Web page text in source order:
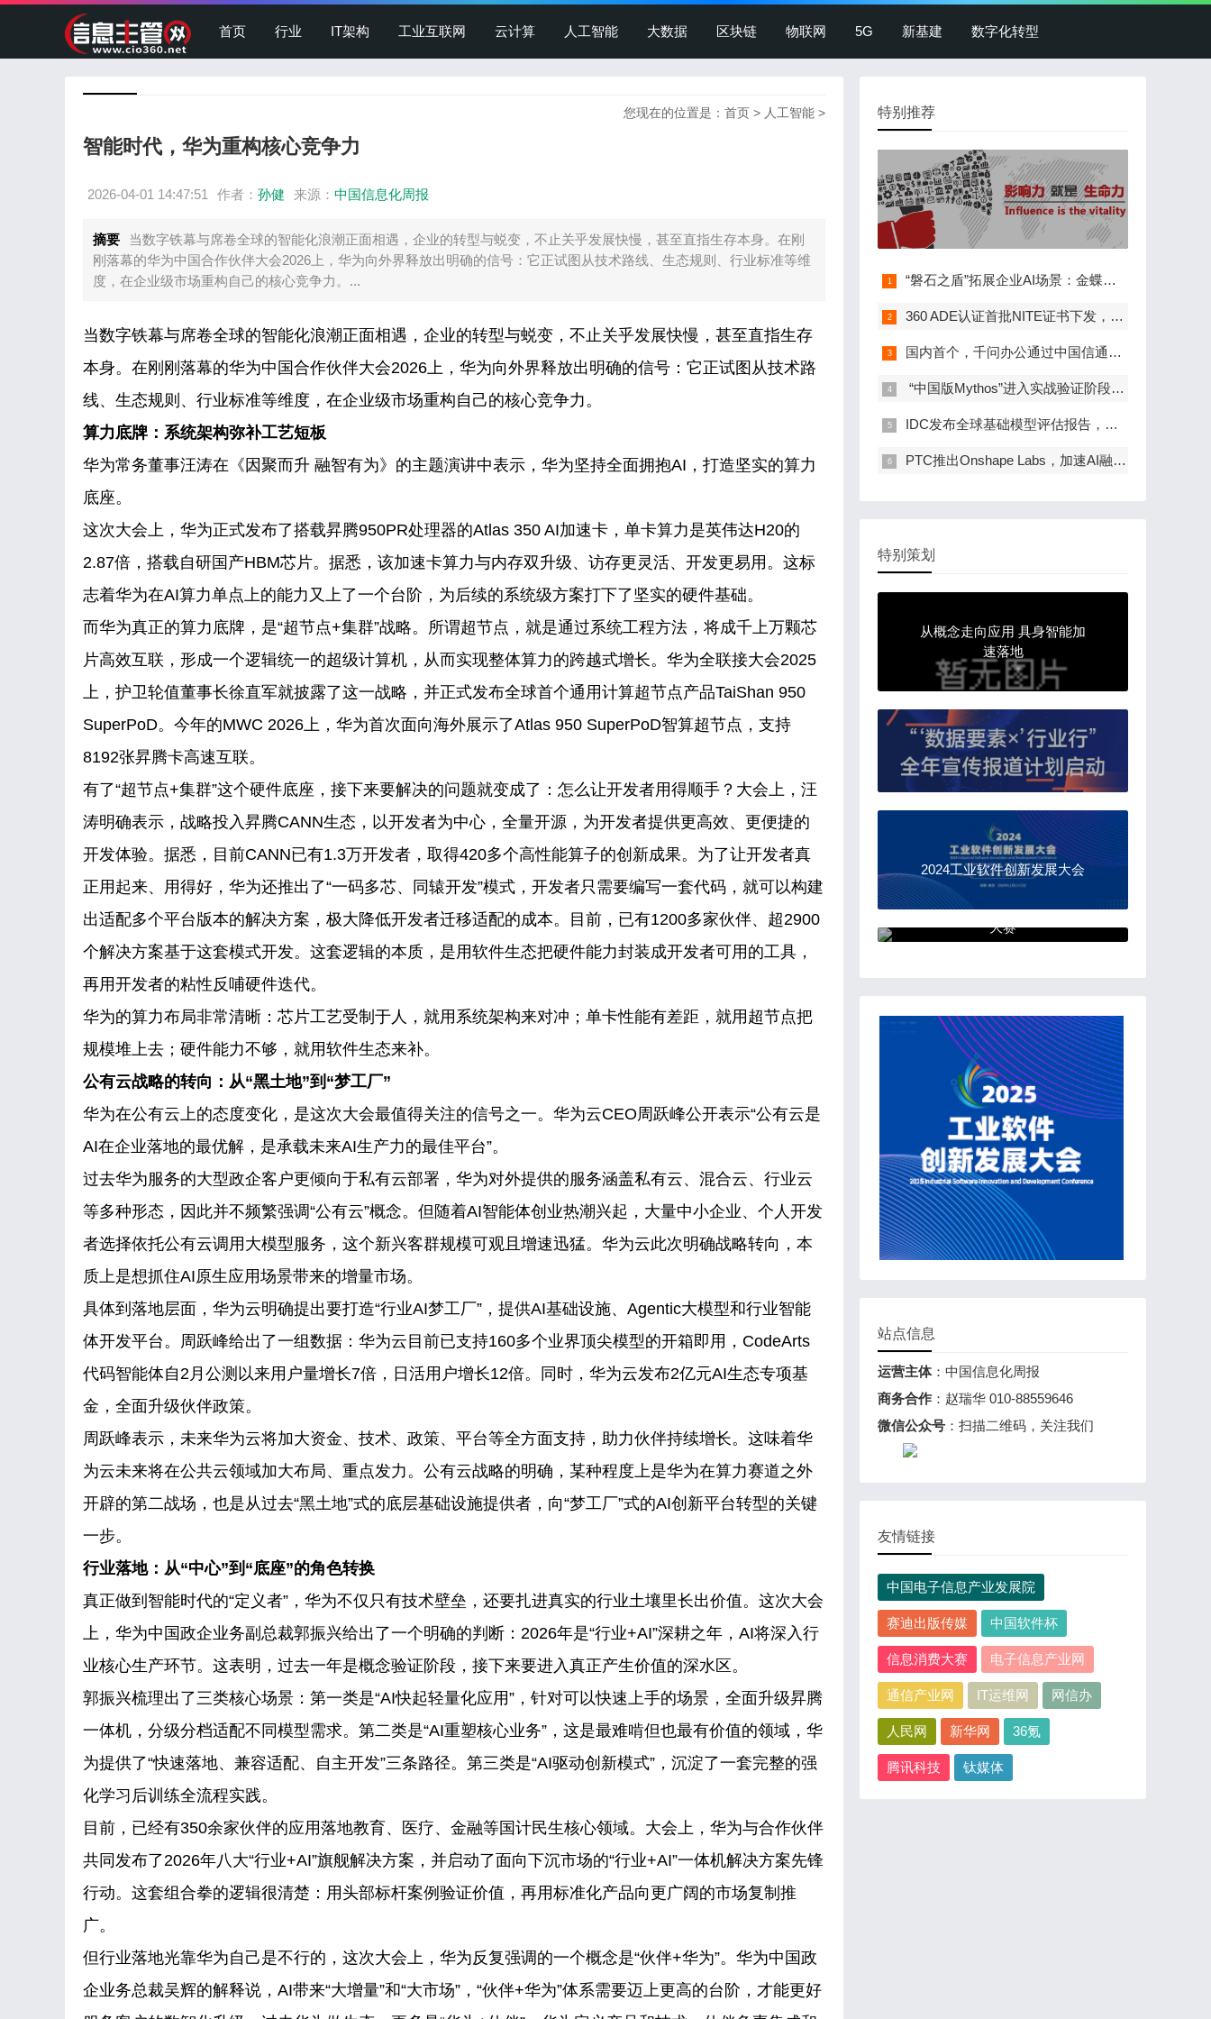
首页 行业 IT架构 工业互联网 云计算 人工智能 大数据 区块链 物联网 5G 新基建 数字化转型
您现在的位置是： 首页 > 人工智能 >
智能时代，华为重构核心竞争力
2026-04-01 14:47:51 作者： 孙健 来源： 中国信息化周报
摘要
当数字铁幕与席卷全球的智能化浪潮正面相遇，企业的转型与蜕变，不止关乎发展快慢，甚至直指生存本身。在刚
刚落幕的华为中国合作伙伴大会2026上，华为向外界释放出明确的信号：它正试图从技术路线、生态规则、行业标准等维
度，在企业级市场重构自己的核心竞争力。...
当数字铁幕与席卷全球的智能化浪潮正面相遇，企业的转型与蜕变，不止关乎发展快慢，甚至直指生存
本身。在刚刚落幕的华为中国合作伙伴大会2026上，华为向外界释放出明确的信号：它正试图从技术路
线、生态规则、行业标准等维度，在企业级市场重构自己的核心竞争力。
算力底牌：系统架构弥补工艺短板
华为常务董事汪涛在《因聚而升 融智有为》的主题演讲中表示，华为坚持全面拥抱AI，打造坚实的算力
底座。
这次大会上，华为正式发布了搭载昇腾950PR处理器的Atlas 350 AI加速卡，单卡算力是英伟达H20的
2.87倍，搭载自研国产HBM芯片。据悉，该加速卡算力与内存双升级、访存更灵活、开发更易用。这标
志着华为在AI算力单点上的能力又上了一个台阶，为后续的系统级方案打下了坚实的硬件基础。
而华为真正的算力底牌，是“超节点+集群”战略。所谓超节点，就是通过系统工程方法，将成千上万颗芯
片高效互联，形成一个逻辑统一的超级计算机，从而实现整体算力的跨越式增长。华为全联接大会2025
上，护卫轮值董事长徐直军就披露了这一战略，并正式发布全球首个通用计算超节点产品TaiShan 950
SuperPoD。今年的MWC 2026上，华为首次面向海外展示了Atlas 950 SuperPoD智算超节点，支持
8192张昇腾卡高速互联。
有了“超节点+集群”这个硬件底座，接下来要解决的问题就变成了：怎么让开发者用得顺手？大会上，汪
涛明确表示，战略投入昇腾CANN生态，以开发者为中心，全量开源，为开发者提供更高效、更便捷的
开发体验。据悉，目前CANN已有1.3万开发者，取得420多个高性能算子的创新成果。为了让开发者真
正用起来、用得好，华为还推出了“一码多芯、同辕开发”模式，开发者只需要编写一套代码，就可以构建
出适配多个平台版本的解决方案，极大降低开发者迁移适配的成本。目前，已有1200多家伙伴、超2900
个解决方案基于这套模式开发。这套逻辑的本质，是用软件生态把硬件能力封装成开发者可用的工具，
再用开发者的粘性反哺硬件迭代。
华为的算力布局非常清晰：芯片工艺受制于人，就用系统架构来对冲；单卡性能有差距，就用超节点把
规模堆上去；硬件能力不够，就用软件生态来补。
公有云战略的转向：从“黑土地”到“梦工厂”
华为在公有云上的态度变化，是这次大会最值得关注的信号之一。华为云CEO周跃峰公开表示“公有云是
AI在企业落地的最优解，是承载未来AI生产力的最佳平台”。
过去华为服务的大型政企客户更倾向于私有云部署，华为对外提供的服务涵盖私有云、混合云、行业云
等多种形态，因此并不频繁强调“公有云”概念。但随着AI智能体创业热潮兴起，大量中小企业、个人开发
者选择依托公有云调用大模型服务，这个新兴客群规模可观且增速迅猛。华为云此次明确战略转向，本
质上是想抓住AI原生应用场景带来的增量市场。
具体到落地层面，华为云明确提出要打造“行业AI梦工厂”，提供AI基础设施、Agentic大模型和行业智能
体开发平台。周跃峰给出了一组数据：华为云目前已支持160多个业界顶尖模型的开箱即用，CodeArts
代码智能体自2月公测以来用户量增长7倍，日活用户增长12倍。同时，华为云发布2亿元AI生态专项基
金，全面升级伙伴政策。
周跃峰表示，未来华为云将加大资金、技术、政策、平台等全方面支持，助力伙伴持续增长。这味着华
为云未来将在公共云领域加大布局、重点发力。公有云战略的明确，某种程度上是华为在算力赛道之外
开辟的第二战场，也是从过去“黑土地”式的底层基础设施提供者，向“梦工厂”式的AI创新平台转型的关键
一步。
行业落地：从“中心”到“底座”的角色转换
真正做到智能时代的“定义者”，华为不仅只有技术壁垒，还要扎进真实的行业土壤里长出价值。这次大会
上，华为中国政企业务副总裁郭振兴给出了一个明确的判断：2026年是“行业+AI”深耕之年，AI将深入行
业核心生产环节。这表明，过去一年是概念验证阶段，接下来要进入真正产生价值的深水区。
郭振兴梳理出了三类核心场景：第一类是“AI快起轻量化应用”，针对可以快速上手的场景，全面升级昇腾
一体机，分级分档适配不同模型需求。第二类是“AI重塑核心业务”，这是最难啃但也最有价值的领域，华
为提供了“快速落地、兼容适配、自主开发”三条路径。第三类是“AI驱动创新模式”，沉淀了一套完整的强
化学习后训练全流程实践。
目前，已经有350余家伙伴的应用落地教育、医疗、金融等国计民生核心领域。大会上，华为与合作伙伴
共同发布了2026年八大“行业+AI”旗舰解决方案，并启动了面向下沉市场的“行业+AI”一体机解决方案先锋
行动。这套组合拳的逻辑很清楚：用头部标杆案例验证价值，再用标准化产品向更广阔的市场复制推
广。
但行业落地光靠华为自己是不行的，这次大会上，华为反复强调的一个概念是“伙伴+华为”。华为中国政
企业务总裁吴辉的解释说，AI带来“大增量”和“大市场”，“伙伴+华为”体系需要迈上更高的台阶，才能更好
特别推荐
“磐石之盾”拓展企业AI场景：金蝶灵基接入360…
360 ADE认证首批NITE证书下发，政、企、校等…
国内首个，千问办公通过中国信通院办公智能体…
​ “中国版Mythos”进入实战验证阶段，麒麟…
IDC发布全球基础模型评估报告，阿里云是唯一入…
PTC推出Onshape Labs，加速AI融入产品开发流程
特别策划
从概念走向应用 具身智能加
速落地
2024工业软件创新发展大会
“中国软件杯”大学生软件设计
大赛
站点信息
运营主体：中国信息化周报
商务合作 ：赵瑞华 010-88559646
微信公众号 ：扫描二维码，关注我们
友情链接
中国电子信息产业发展院
赛迪出版传媒 中国软件杯
信息消费大赛 电子信息产业网
通信产业网 IT运维网 网信办
人民网 新华网 36氪
腾讯科技 钛媒体